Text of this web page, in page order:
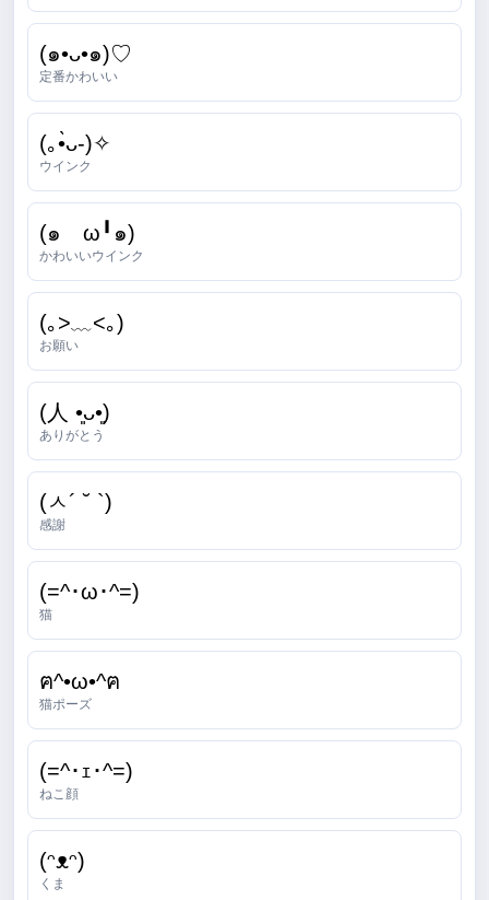
(๑•ᴗ•๑)♡
定番かわいい
(｡•̀ᴗ-)✧
ウインク
(๑ゝω╹๑)
かわいいウインク
(｡>﹏<｡)
お願い
(人 •͈ᴗ•͈)
ありがとう
(ㅅ´ ˘ `)
感謝
(=^･ω･^=)
猫
ฅ^•ω•^ฅ
猫ポーズ
(=^･ｪ･^=)
ねこ顔
(ᵔᴥᵔ)
くま